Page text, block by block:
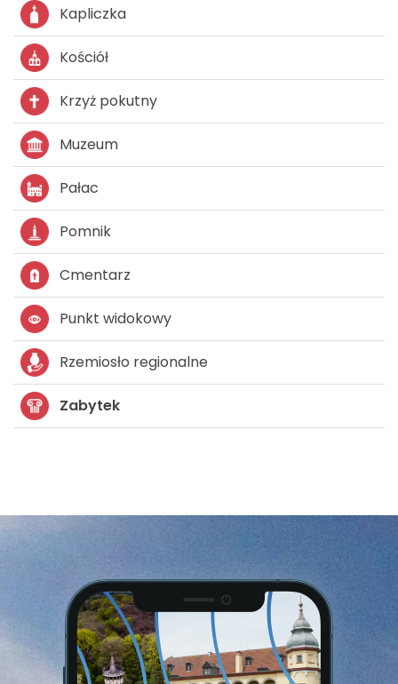
Kapliczka
Kościół
Krzyż pokutny
Muzeum
Pałac
Pomnik
Cmentarz
Punkt widokowy
Rzemiosło regionalne
Zabytek